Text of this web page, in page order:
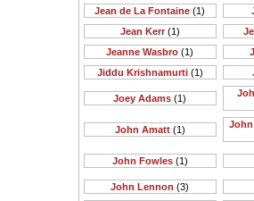
Jean de La Fontaine (1)
Jean Kerr(1)
Jeanne Wasbro (1)
Jiddu Krishnamurti(1)
Joey Adams (1)
John Amatt(1) John
John Fowles(1)
John Lennon (3)